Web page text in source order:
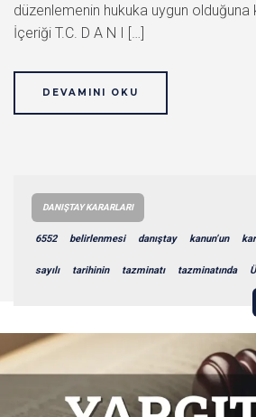
düzenlemenin hukuka uygun
İçeriği T.C. D A N I […]
DEVAMINI OKU
DANIŞTAY KARARLARI
6552 belirlenmesi danıştay kanun’un
sayılı tarihinin tazminatı tazminatında